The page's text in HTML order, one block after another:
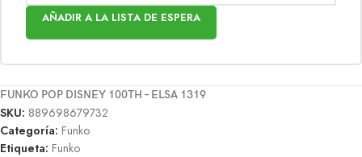
AÑADIR A LA LISTA DE ESPERA
FUNKO POP DISNEY 100TH – ELSA 1319
SKU: 889698679732
Categoría: Funko
Etiqueta: Funko